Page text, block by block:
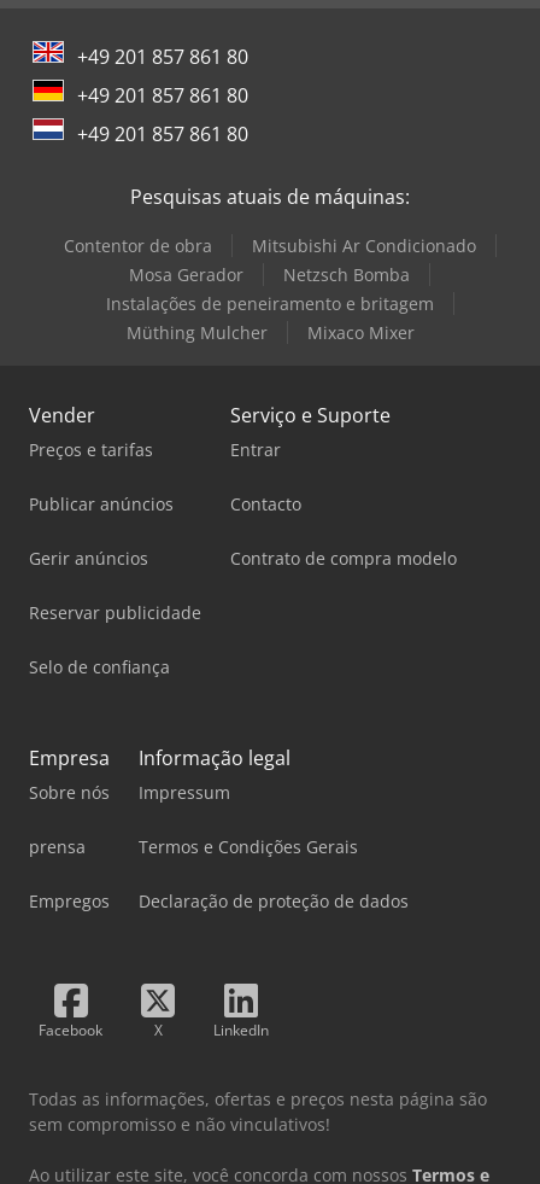
+49 201 857 861 80
+49 201 857 861 80
+49 201 857 861 80
Pesquisas atuais de máquinas:
Contentor de obra
Mitsubishi Ar Condicionado
Mosa Gerador
Netzsch Bomba
Instalações de peneiramento e britagem
Müthing Mulcher
Mixaco Mixer
Vender
Preços e tarifas
Publicar anúncios
Gerir anúncios
Reservar publicidade
Selo de confiança
Serviço e Suporte
Entrar
Contacto
Contrato de compra modelo
Empresa
Sobre nós
prensa
Empregos
Informação legal
Impressum
Termos e Condições Gerais
Declaração de proteção de dados
Facebook X LinkedIn
Todas as informações, ofertas e preços nesta página são
sem compromisso e não vinculativos!
Ao utilizar este site, você concorda com nossos Termos e